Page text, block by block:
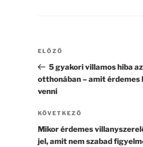
Bejegyzés
Korábbi
bejegyzés
ELŐZŐ
5 gyakori villamos hiba az
otthonában – amit érdemes
venni
Következő
bejegyzés
KÖVETKEZŐ
Mikor érdemes
jel, amit nem szabad